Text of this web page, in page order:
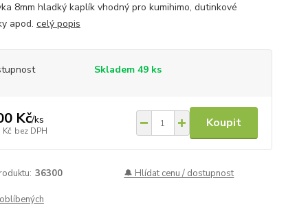
8mm hladký kaplík vhodný pro kumihimo, dutinkové
apod. celý popis
Skladem 49 ks
Kč/ks
Kč bez DPH
Koupit
36300 🔔 Hlídat cenu / dostupnost